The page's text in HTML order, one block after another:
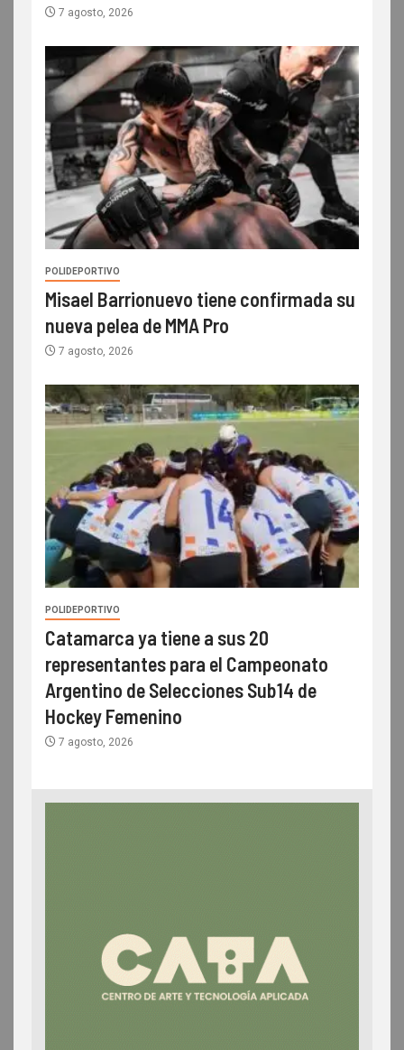
7 agosto, 2026
POLIDEPORTIVO
Misael Barrionuevo tiene confirmada su
nueva pelea de MMA Pro
7 agosto, 2026
POLIDEPORTIVO
Catamarca ya tiene a sus 20
representantes para el Campeonato
Argentino de Selecciones Sub14 de
Hockey Femenino
7 agosto, 2026